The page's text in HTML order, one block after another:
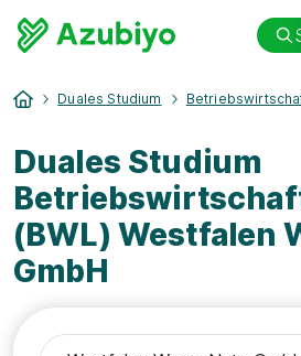
Duales Studium
Duales Studium
(BWL) Westfalen
GmbH